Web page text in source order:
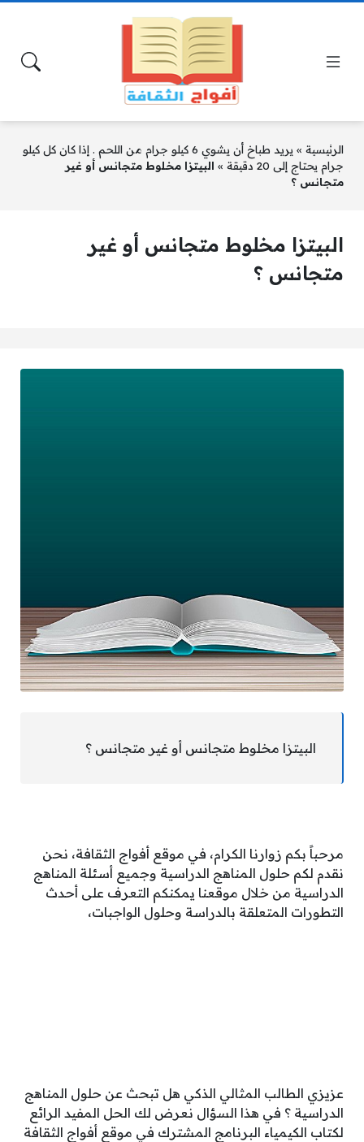
الرئيسية »
يريد طباخ أن يشوي 6 كيلو جرام من اللحم . إذا كان كل كيلو
جرام يحتاج إلى 20 دقيقة
» البيتزا مخلوط متجانس أو غير
متجانس ؟
البيتزا مخلوط متجانس أو غير
متجانس ؟
البيتزا مخلوط متجانس أو غير متجانس ؟
مرحباً بكم زوارنا الكرام، في موقع أفواج الثقافة، نحن
نقدم لكم حلول المناهج الدراسية وجميع أسئلة المناهج
الدراسية من خلال موقعنا يمكنكم التعرف على أحدث
التطورات المتعلقة بالدراسة وحلول الواجبات،
عزيزي الطالب المثالي الذكي هل تبحث عن حلول المناهج
الدراسية ؟ في هذا السؤال نعرض لك الحل المفيد الرائع
لكتاب الكيمياء البرنامج المشترك في موقع أفواج الثقافة